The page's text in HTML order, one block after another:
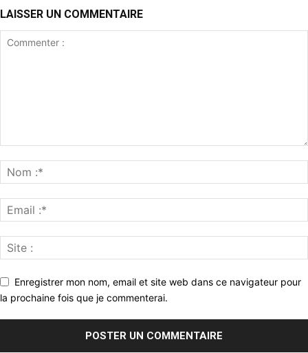
LAISSER UN COMMENTAIRE
Enregistrer mon nom, email et site web dans ce navigateur pour
la prochaine fois que je commenterai.